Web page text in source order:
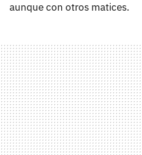
aunque con otros matices.